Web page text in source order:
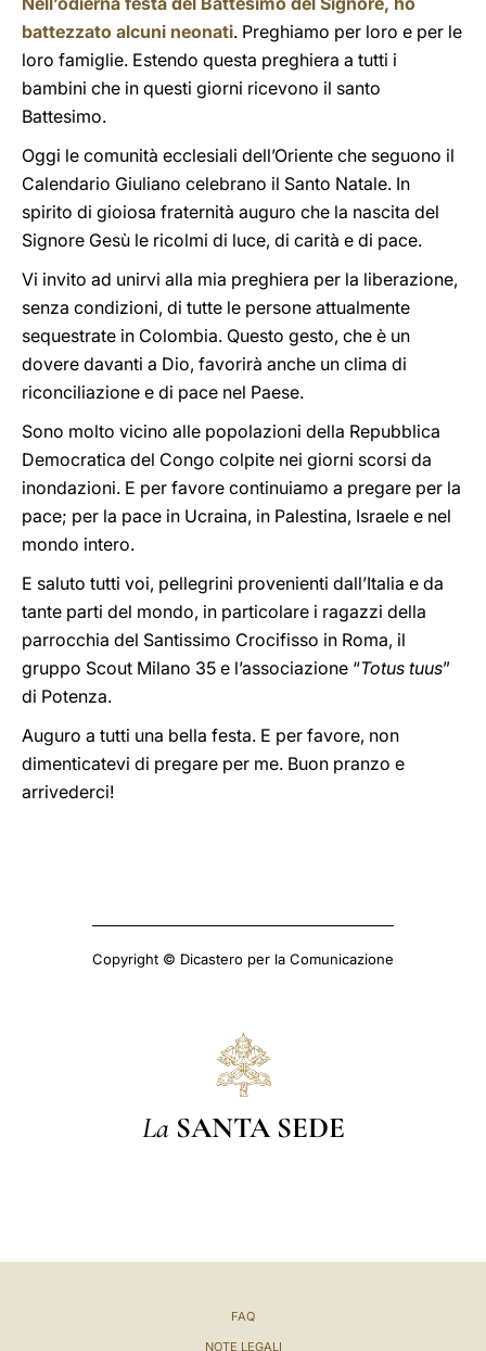
battezzato alcuni neonati. Preghiamo per loro e per le
loro famiglie. Estendo questa preghiera a tutti i
bambini che in questi giorni ricevono il santo
Battesimo.
Oggi le comunità ecclesiali dell’Oriente che seguono il
Calendario Giuliano celebrano il Santo Natale. In
spirito di gioiosa fraternità auguro che la nascita del
Signore Gesù le ricolmi di luce, di carità e di pace.
Vi invito ad unirvi alla mia preghiera per la liberazione,
senza condizioni, di tutte le persone attualmente
sequestrate in Colombia. Questo gesto, che è un
dovere davanti a Dio, favorirà anche un clima di
riconciliazione e di pace nel Paese.
Sono molto vicino alle popolazioni della Repubblica
Democratica del Congo colpite nei giorni scorsi da
inondazioni. E per favore continuiamo a pregare per la
pace; per la pace in Ucraina, in Palestina, Israele e nel
mondo intero.
E saluto tutti voi, pellegrini provenienti dall’Italia e da
tante parti del mondo, in particolare i ragazzi della
parrocchia del Santissimo Crocifisso in Roma, il
gruppo Scout Milano 35 e l’associazione “Totus tuus”
di Potenza.
Auguro a tutti una bella festa. E per favore, non
dimenticatevi di pregare per me. Buon pranzo e
arrivederci!
Copyright © Dicastero per la Comunicazione
La SANTA SEDE
FAQ
NOTE LEGALI